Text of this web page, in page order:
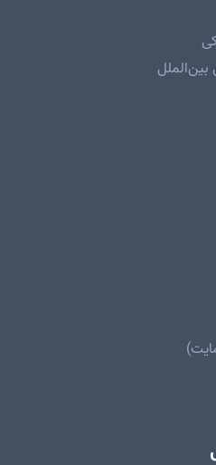
بین‌الملل